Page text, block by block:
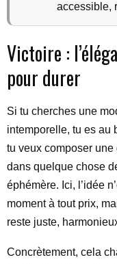
accessible,
Victoire :
pour durer
Si tu cherches une
intemporelle, tu es au
tu veux composer
dans quelque chose
éphémère. Ici, l’idée
moment à tout prix,
reste juste,
Concrètement, cela